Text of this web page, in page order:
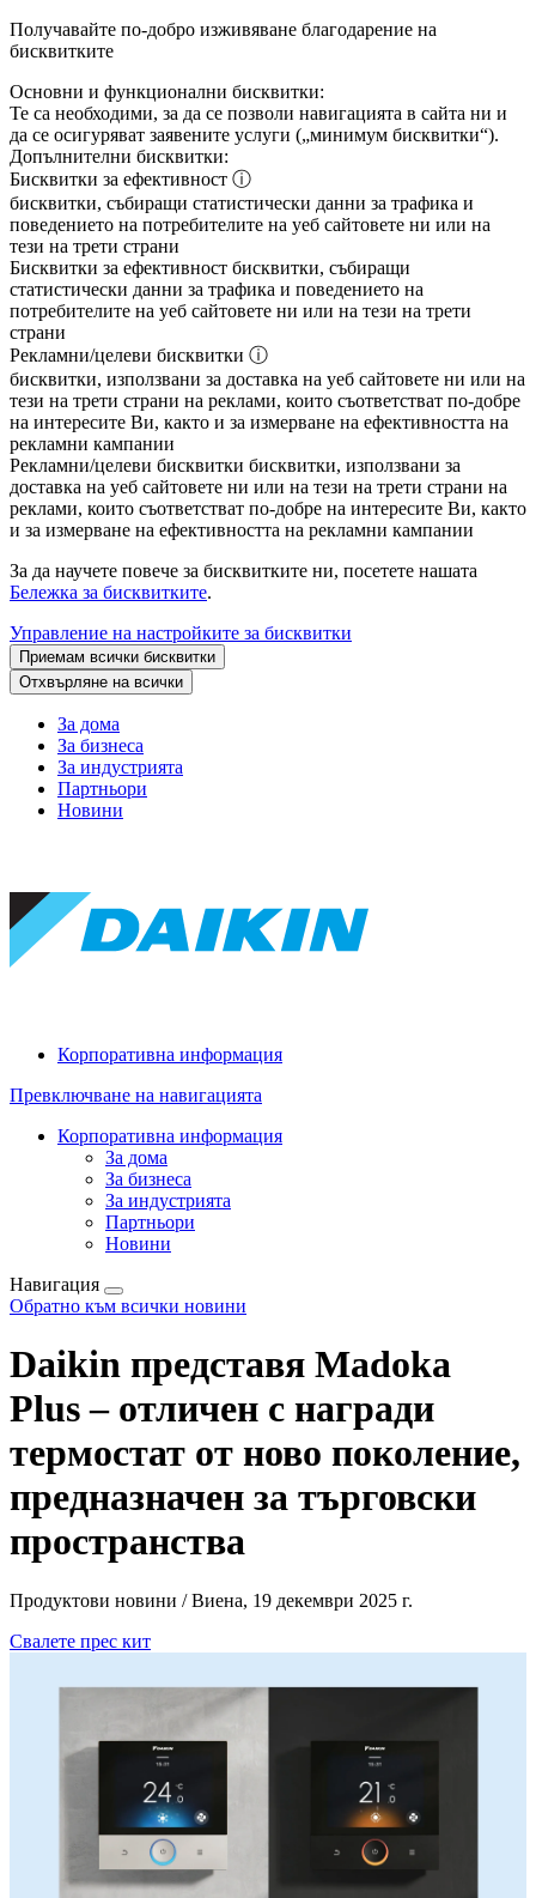
Получавайте по-добро изживяване благодарение на
бисквитките
Основни и функционални бисквитки:
Те са необходими, за да се позволи навигацията в сайта ни и
да се осигуряват заявените услуги („минимум бисквитки“).
Допълнителни бисквитки:
Бисквитки за ефективност ⓘ
бисквитки, събиращи статистически данни за трафика и
поведението на потребителите на уеб сайтовете ни или на
тези на трети страни
Бисквитки за ефективност бисквитки, събиращи
статистически данни за трафика и поведението на
потребителите на уеб сайтовете ни или на тези на трети
страни
Рекламни/целеви бисквитки ⓘ
бисквитки, използвани за доставка на уеб сайтовете ни или на
тези на трети страни на реклами, които съответстват по-добре
на интересите Ви, както и за измерване на ефективността на
рекламни кампании
Рекламни/целеви бисквитки бисквитки, използвани за
доставка на уеб сайтовете ни или на тези на трети страни на
реклами, които съответстват по-добре на интересите Ви, както
и за измерване на ефективността на рекламни кампании
За да научете повече за бисквитките ни, посетете нашата
Бележка за бисквитките.
Управление на настройките за бисквитки
Приемам всички бисквитки
Отхвърляне на всички
За дома
За бизнеса
За индустрията
Партньори
Новини
Корпоративна информация
Превключване на навигацията
Корпоративна информация
За дома
За бизнеса
За индустрията
Партньори
Новини
Навигация
Обратно към всички новини
Daikin представя Madoka
Plus – отличен с награди
термостат от ново поколение,
предназначен за търговски
пространства
Продуктови новини / Виена, 19 декември 2025 г.
Свалете прес кит